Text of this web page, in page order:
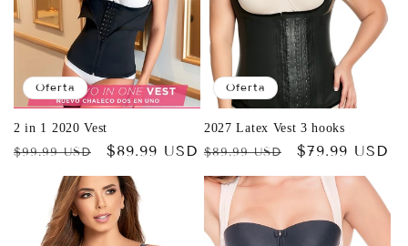
Oferta
2 in 1 2020 Vest
Precio
habitual
$99.99 USD
Precio
de
oferta
$89.99 USD
Oferta
2027 Latex Vest 3 hooks
Precio
habitual
$89.99 USD
Precio
de
oferta
$79.99 USD